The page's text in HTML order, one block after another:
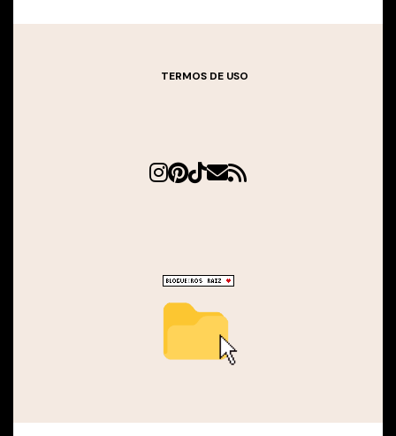
TERMOS DE USO